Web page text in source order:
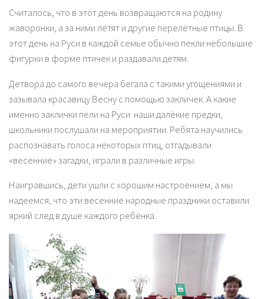
Считалось, что в этот день возвращаются на родину
жаворонки, а за ними летят и другие перелётные птицы. В
этот день на Руси в каждой семье обычно пекли небольшие
фигурки в форме птичек и раздавали детям.
Детвора до самого вечера бегала с такими угощениями и
зазывала красавицу Весну с помощью закличек. А какие
именно заклички пели на Руси наши далёкие предки,
школьники послушали на мероприятии. Ребята научились
распознавать голоса некоторых птиц, отгадывали
«весенние» загадки, играли в различные игры.
Наигравшись, дети ушли с хорошим настроением, а мы
надеемся, что эти весенние народные праздники оставили
яркий след в душе каждого ребёнка.